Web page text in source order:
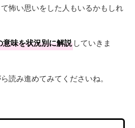
怖い思いをした人もいるかもしれ
意味を状況別に解説 していきま
読み進めてみてくださいね。